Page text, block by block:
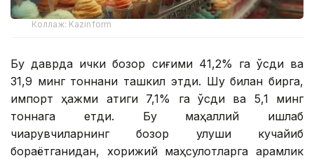
Коллаж: Kazinform
Бу даврда ички бозор сиғими 41,2% га ўсди ва
31,9 минг тоннани ташкил этди. Шу билан бирга,
импорт ҳажми атиги 7,1% га ўсди ва 5,1 минг
тоннага етди. Бу маҳаллий ишлаб
чиқарувчиларнинг бозор улуши кучайиб
бораётганидан, хорижий маҳсулотларга қарамлик